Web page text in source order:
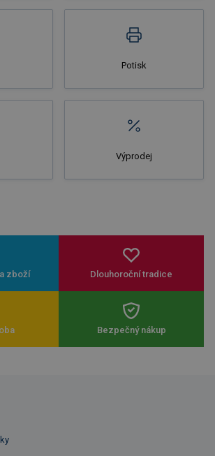
Potisk
Výprodej
zboží Dlouhoroční tradice
Bezpečný nákup